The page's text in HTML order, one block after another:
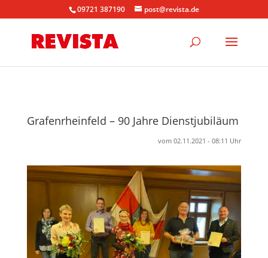
09721 387190 post@revista.de
Grafenrheinfeld – 90 Jahre Dienstjubiläum
vom 02.11.2021 - 08:11 Uhr